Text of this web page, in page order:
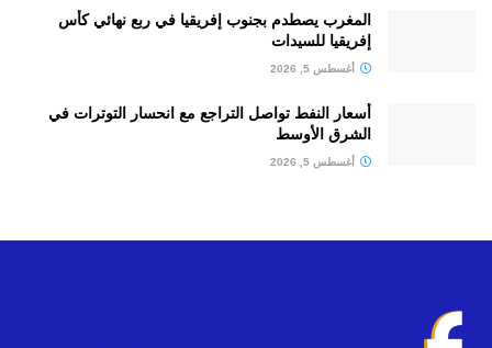
المغرب يصطدم بجنوب إفريقيا في ربع نهائي كأس
إفريقيا للسيدات
أغسطس 5, 2026
أسعار النفط تواصل التراجع مع انحسار التوترات في
الشرق الأوسط
أغسطس 5, 2026